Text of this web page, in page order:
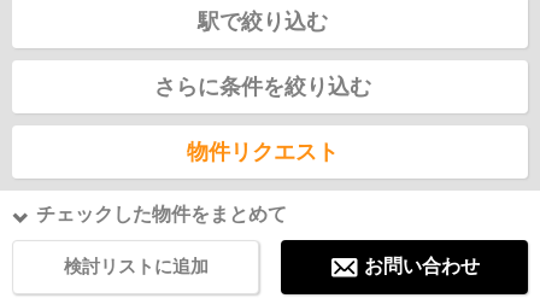
駅で絞り込む
さらに条件を絞り込む
物件リクエスト
チェックした物件をまとめて
検討リストに追加 お問い合わせ